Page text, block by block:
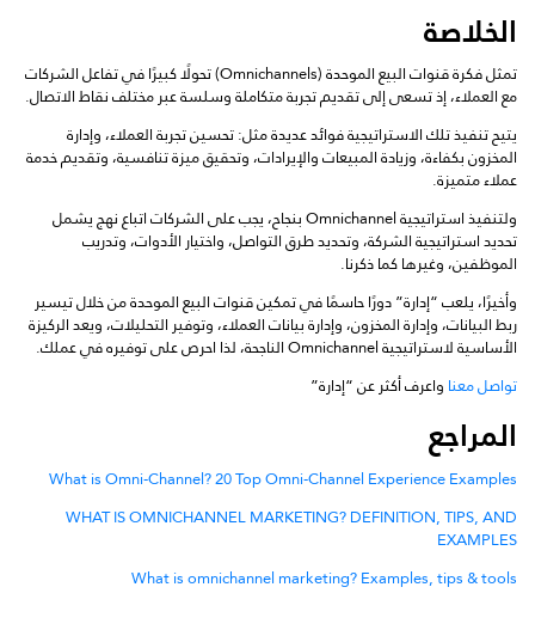
الخلاصة
تمثل فكرة قنوات البيع الموحدة (Omnichannels) تحولًا كبيرًا في تفاعل الشركات
مع العملاء، إذ تسعى إلى تقديم تجربة متكاملة وسلسة عبر مختلف نقاط الاتصال.
يتيح تنفيذ تلك الاستراتيجية فوائد عديدة مثل: تحسين تجربة العملاء، وإدارة
المخزون بكفاءة، وزيادة المبيعات والإيرادات، وتحقيق ميزة تنافسية، وتقديم خدمة
عملاء متميزة.
ولتنفيذ استراتيجية Omnichannel بنجاح، يجب على الشركات اتباع نهج يشمل
تحديد استراتيجية الشركة، وتحديد طرق التواصل، واختيار الأدوات، وتدريب
الموظفين، وغيرها كما ذكرنا.
وأخيرًا، يلعب “إدارة” دورًا حاسمًا في تمكين قنوات البيع الموحدة من خلال تيسير
ربط البيانات، وإدارة المخزون، وإدارة بيانات العملاء، وتوفير التحليلات، ويعد الركيزة
الأساسية لاستراتيجية Omnichannel الناجحة، لذا احرص على توفيره في عملك.
تواصل معنا واعرف أكثر عن “إدارة”
المراجع
What is Omni-Channel? 20 Top Omni-Channel Experience Examples
WHAT IS OMNICHANNEL MARKETING? DEFINITION, TIPS, AND
EXAMPLES
What is omnichannel marketing? Examples, tips & tools